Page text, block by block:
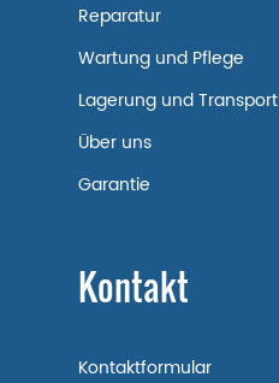
Reparatur
Wartung und Pflege
Lagerung und Transport
Über uns
Garantie
Kontakt
Kontaktformular